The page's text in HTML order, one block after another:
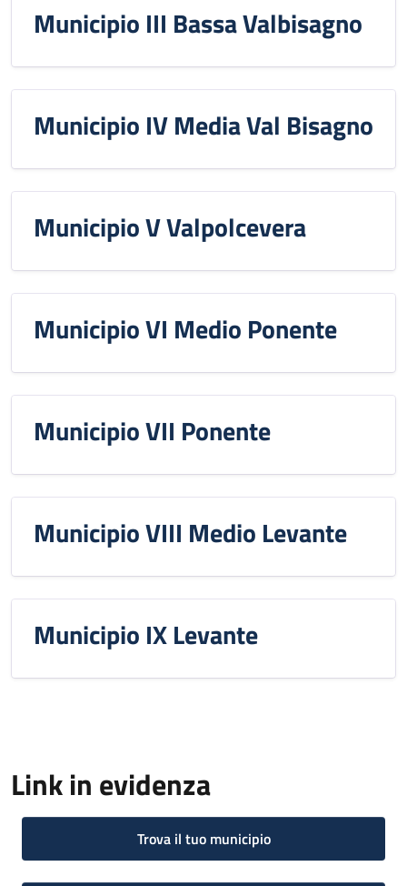
Municipio III Bassa Valbisagno
Municipio IV Media Val Bisagno
Municipio V Valpolcevera
Municipio VI Medio Ponente
Municipio VII Ponente
Municipio VIII Medio Levante
Municipio IX Levante
Link in evidenza
Trova il tuo municipio